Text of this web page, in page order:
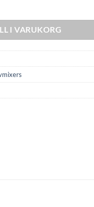
I VARUKORG